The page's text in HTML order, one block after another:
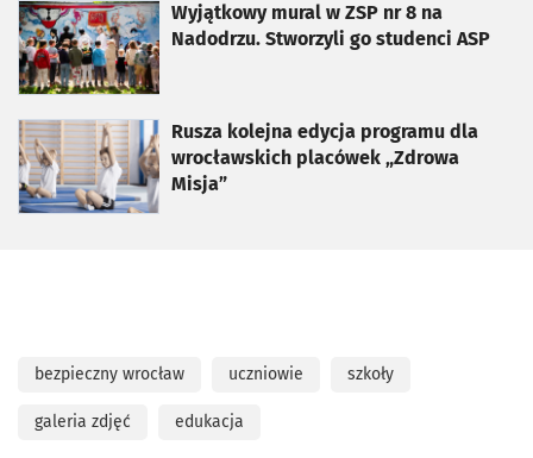
Wyjątkowy mural w ZSP nr 8 na
Nadodrzu. Stworzyli go studenci ASP
otworzy się w nowej karcie
Rusza kolejna edycja programu dla
wrocławskich placówek „Zdrowa
Misja”
otworzy się w nowej karcie
bezpieczny wrocław uczniowie szkoły
galeria zdjęć edukacja